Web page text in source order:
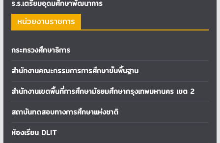
ร.ร.เตรียมอุดมศึกษาพัฒนาการ
หน่วยงานราชการ
กระทรวงศึกษาธิการ
สำนักงานคณะกรรมการการศึกษาขั้นพื้นฐาน
สำนักงานเขตพื้นที่การศึกษามัธยมศึกษากรุงเทพมหานคร เขต 2
สถาบันทดสอบทางการศึกษาแห่งชาติ
ห้องเรียน DLIT